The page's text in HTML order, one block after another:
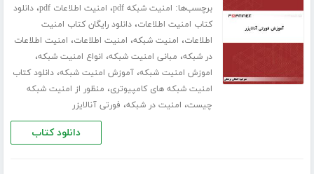
برچسب‌ها: امنیت شبکه pdf ، امنیت اطلاعات pdf ،دانلود
کتاب امنیت اطلاعات،دانلود رایگان کتاب امنیت
اطلاعات، امنیت شبکه، امنیت اطلاعات، امنیت اطلاعات
در شبکه، مبانی امنیت شبکه، انواع امنیت شبکه،
اموزش امنیت شبکه،آموزش امنیت شبکه،دانلود کتاب
امنیت شبکه های کامپیوتری، منظور از امنیت شبکه
چیست، امنیت در شبکه، فورتی آنالایزر
دانلود کتاب